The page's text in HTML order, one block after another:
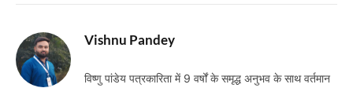
Vishnu Pandey
विष्णु पांडेय पत्रकारिता में 9 वर्षों के समृद्ध अनुभव के साथ वर्तमान